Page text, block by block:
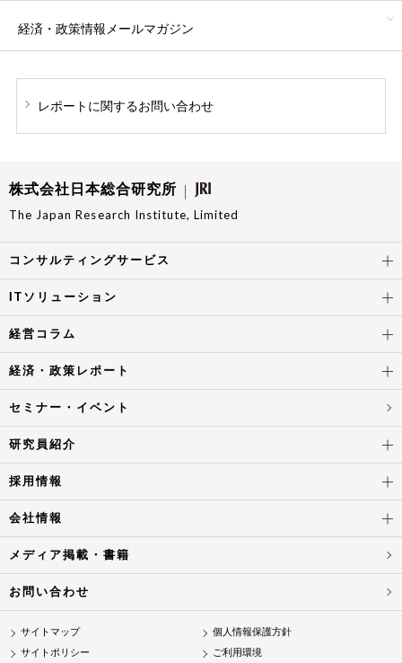
経済・政策情報 メールマガジン
レポートに関するお問い合わせ
株式会社日本総合研究所
The Japan Research Institute, Limited
コンサルティングサービス
ITソリューション
経営コラム
経済・政策レポート
セミナー・イベント
研究員紹介
採用情報
会社情報
メディア掲載・書籍
お問い合わせ
サイトマップ
個人情報保護方針
サイトポリシー
ご利用環境